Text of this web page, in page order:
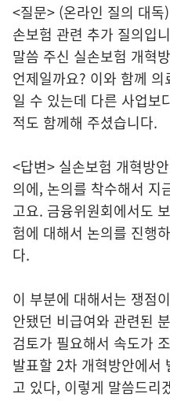
<질문> (온라인 질의 대
손보험 관련 추가 질의입
말씀 주신 실손보험 개혁
언제일까요? 이와 함께
일 수 있는데 다른 사업보
적도 함께해 주셨습니다.
<답변> 실손보험 개혁방
의에, 논의를 착수해서 지
고요. 금융위원회에서도
험에 대해서 논의를 진행
다.
이 부분에 대해서는 쟁점
안됐던 비급여와 관련된
검토가 필요해서 속도가
발표할 2차 개혁방안에서
고 있다, 이렇게 말씀드리